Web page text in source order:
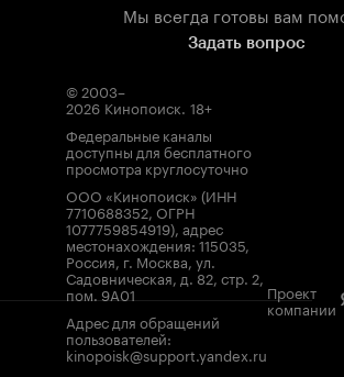
Мы всегда готовы вам
Задать вопрос
© 2003–
2026 Кинопоиск. 18+
Федеральные каналы
доступны для бесплатного
просмотра круглосуточно
ООО «Кинопоиск» (ИНН
7710688352, ОГРН
1077759854919), адрес
местонахождения: 115035,
Россия, г. Москва, ул.
Садовническая, д. 82, стр. 2,
пом. 9А01
Адрес для обращений
пользователей:
kinopoisk@support.yandex.ru
Проект
компании